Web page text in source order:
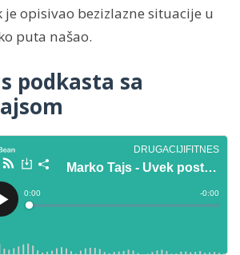
opisivao bezizlazne situacije u
puta našao.
podkasta sa